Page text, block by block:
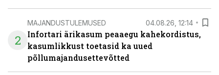
2
MAJANDUSTULEMUSED 04.08.26, 12:14
Infortari ärikasum peaaegu kahekordistus,
kasumlikkust toetasid ka uued
põllumajandusettevõtted